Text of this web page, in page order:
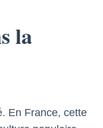
la
En France, cette